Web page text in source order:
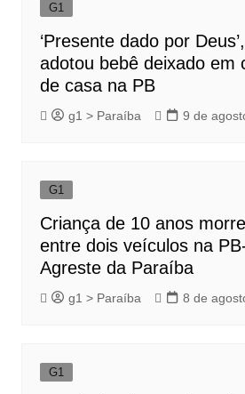
G1
‘Presente dado por
adotou bebê deixado em
de casa na PB
g1 > Paraíba 9 de
G1
Criança de 10 anos
entre dois veículos na
Agreste da Paraíba
g1 > Paraíba 8 de
G1